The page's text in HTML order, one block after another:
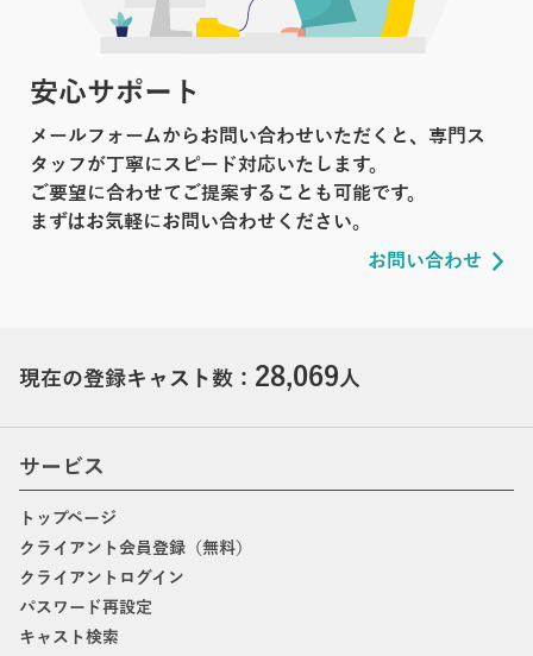
安心サポート
メールフォームからお問い合わせいただくと、専門ス
タッフが丁寧にスピード対応いたします。
ご要望に合わせてご提案することも可能です。
まずはお気軽にお問い合わせください。
お問い合わせ
現在の登録キャスト数： 28,069人
サービス
トップページ
クライアント会員登録（無料）
クライアントログイン
パスワード再設定
キャスト検索